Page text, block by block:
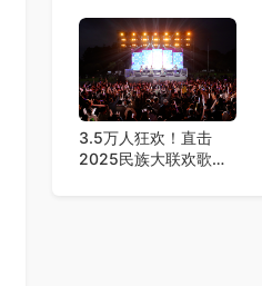
玮柏领衔，唤醒你的青
春DNA！
3.5万人狂欢！直击
2025民族大联欢歌舞